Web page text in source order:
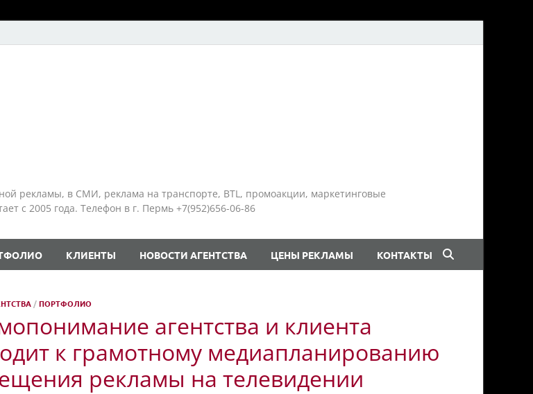
рекламы, в СМИ, реклама на транспорте, BTL, промоакции, маркетинговые
с 2005 года. Телефон в г. Пермь +7(952)656-06-86
КЛИЕНТЫ НОВОСТИ АГЕНТСТВА ЦЕНЫ РЕКЛАМЫ КОНТАКТЫ
/ПОРТФОЛИО
агентства и клиента
к грамотному медиапланированию
рекламы на телевидении